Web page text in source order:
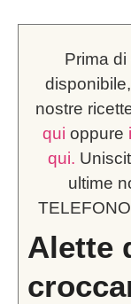
Prima di continuare, ti ricordo che è
nostre
qui oppure
qui.
ultime
Alette